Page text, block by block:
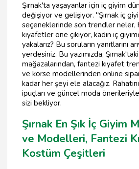
Şırnak'ta yaşayanlar için iç giyim
değişiyor ve gelişiyor. "Şırnak iç
seçeneklerinde son trendler neler,
kıyafetler öne çıkıyor, kadın iç
yakalarız? Bu soruların yanıtlarını
yerdesiniz. Bu yazımızda,
mağazalarından, fantezi kıyafet
ve korse modellerinden online
kadar her şeyi ele alacağız.
ipuçları ve güncel moda
sizi bekliyor.
Şırnak En Şık İç Giyim
ve Modelleri, Fantezi
Kostüm Çeşitleri